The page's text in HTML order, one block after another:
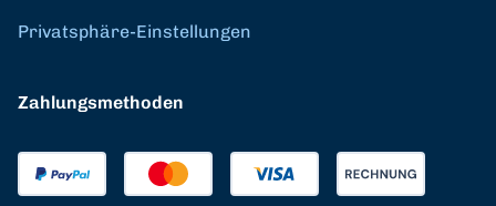
Privatsphäre-Einstellungen
Zahlungsmethoden